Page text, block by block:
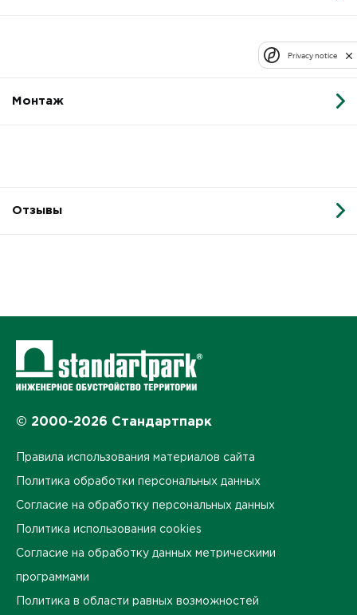
Монтаж
Отзывы
© 2000-2026 Стандартпарк
Правила использования материалов сайта
Политика обработки персональных данных
Согласие на обработку персональных данных
Политика использования cookies
Согласие на обработку данных метрическими
программами
Политика в области равных возможностей
Privacy notice